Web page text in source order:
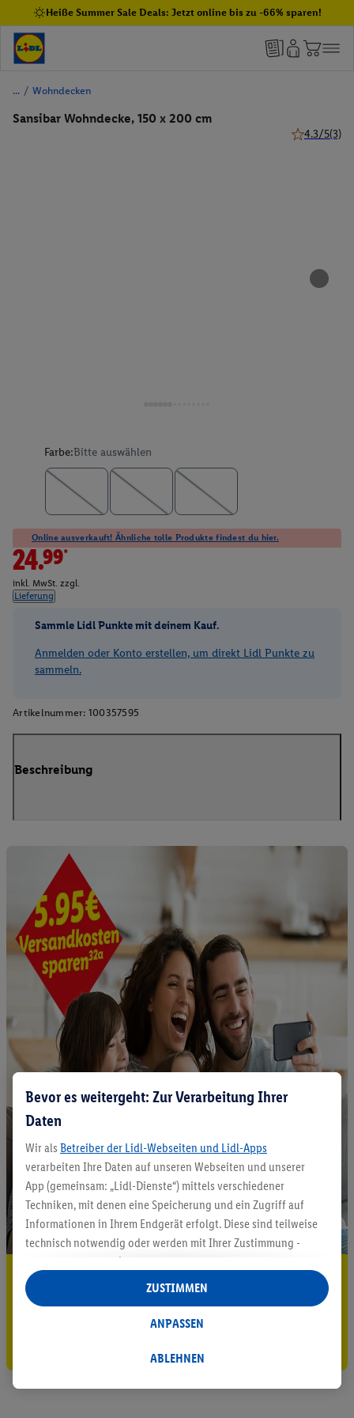
Heiße Summer Sale Deals: Jetzt online bis zu -66% sparen!
/ Wohndecken
Sansibar Wohndecke, 150 x 200 cm
4.3/5(3)
Farbe:Bitte auswählen
Online ausverkauft! Ähnliche tolle Produkte findest du hier.
24.99*
inkl. MwSt. zzgl.
Lieferung
Sammle Lidl Punkte mit deinem Kauf.
Anmelden oder Konto erstellen, um direkt Lidl Punkte zu
sammeln.
Artikelnummer: 100357595
Beschreibung
5.95 € Versand sparen³²ᵃ
Jetzt zum Newsletter anmelden
Bevor es weitergeht: Zur Verarbeitung Ihrer
Daten
Wir als Betreiber der Lidl-Webseiten und Lidl-Apps
verarbeiten Ihre Daten auf unseren Webseiten und unserer
App (gemeinsam: „Lidl-Dienste“) mittels verschiedener
Techniken, mit denen eine Speicherung und ein Zugriff auf
Informationen in Ihrem Endgerät erfolgt. Diese sind teilweise
technisch notwendig oder werden mit Ihrer Zustimmung -
auch durch Partner (u.a.
Verantwortliche; im Zusammenhang mit dem IAB TCF
insgesamt
Statistik-Erstellung oder für personalisierte Werbung
Datenverarbeitungen für personalisierte Werbung werden
ABLEHNEN
ANPASSEN
ZUSTIMMEN